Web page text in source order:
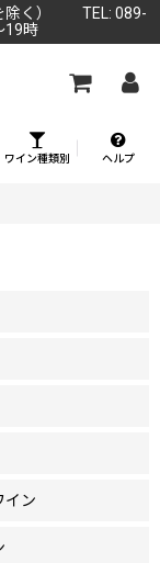
除く） TEL: 089-
時
ワイン種類別 ヘルプ
イン